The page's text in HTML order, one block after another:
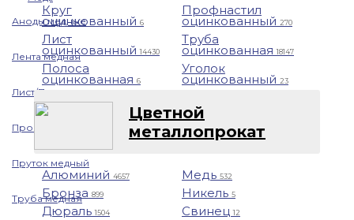
Аноды медные
Лента медная
Лист/Плита медная
Проволока медная
Пруток медный
Труба медная
Круг
оцинкованный 6
Лист
оцинкованный14430
Полоса
оцинкованная 6
Профнастил
оцинкованный 270
Труба
оцинкованная18147
Уголок
оцинкованный 23
Цветной
металлопрокат
Алюминий 4657
Бронза 899
Дюраль1504
Медь 532
Никель 5
Свинец12